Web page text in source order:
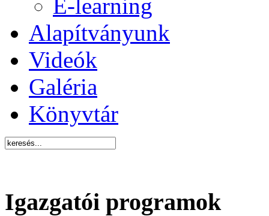
E-learning
Alapítványunk
Videók
Galéria
Könyvtár
Igazgatói programok